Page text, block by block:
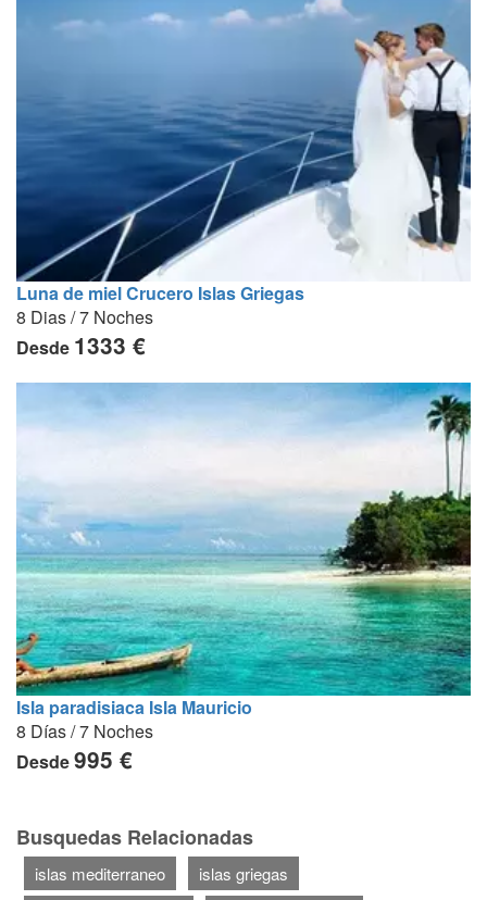
Luna de miel Crucero Islas Griegas
8 Dias / 7 Noches
Desde 1333 €
Isla paradisiaca Isla Mauricio
8 Días / 7 Noches
Desde995 €
Busquedas Relacionadas
islas mediterraneo
islas griegas